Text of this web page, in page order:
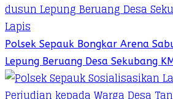
Polsek Sepauk Bongkar Arena
Lepung Beruang Desa Sekubang